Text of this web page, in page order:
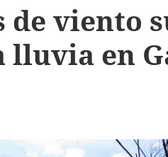
de viento
lluvia en